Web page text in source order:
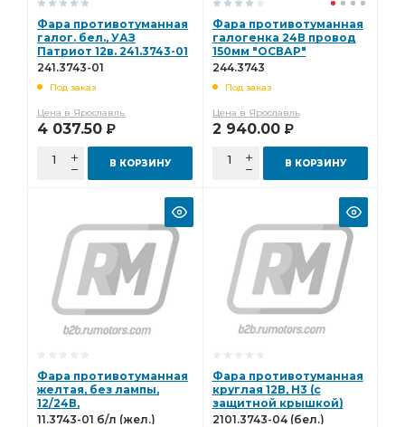
Фара противотуманная
галог. бел., УАЗ
Патриот 12в. 241.3743-01
241.3743-01
Под заказ
Цена в Ярославль
4 037.50 Р
В КОРЗИНУ
Фара противотуманная
галогенка 24В провод
150мм "ОСВАР"
(244.3743010) 244.3743
244.3743
Под заказ
Цена в Ярославль
2 940.00 Р
В КОРЗИНУ
Фара противотуманная
желтая, без лампы,
12/24В,
ИЖ,Москвич,ГАЗ,ЗИЛ,РАФ,КАВЗ
11.3743-01 б/л (жел.)
Фара противотуманная
круглая 12В, Н3 (с
защитной крышкой)
"ОСВАР" 2101.3743-04
2101.3743-04 (бел.)